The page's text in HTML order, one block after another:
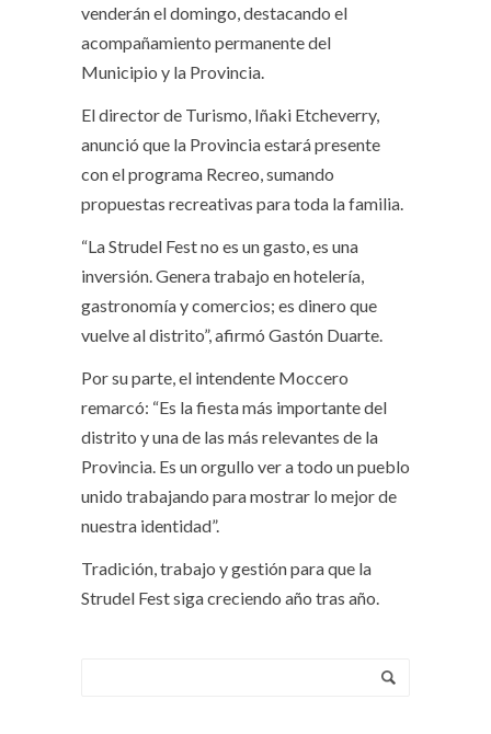
venderán el domingo, destacando el
acompañamiento permanente del
Municipio y la Provincia.
El director de Turismo, Iñaki Etcheverry,
anunció que la Provincia estará presente
con el programa Recreo, sumando
propuestas recreativas para toda la familia.
“La Strudel Fest no es un gasto, es una
inversión. Genera trabajo en hotelería,
gastronomía y comercios; es dinero que
vuelve al distrito”, afirmó Gastón Duarte.
Por su parte, el intendente Moccero
remarcó: “Es la fiesta más importante del
distrito y una de las más relevantes de la
Provincia. Es un orgullo ver a todo un pueblo
unido trabajando para mostrar lo mejor de
nuestra identidad”.
Tradición, trabajo y gestión para que la
Strudel Fest siga creciendo año tras año.